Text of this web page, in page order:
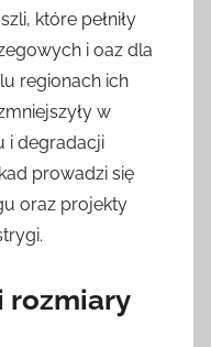
które pełniły
i oaz dla
regionach ich
w
i degradacji
prowadzi się
oraz projekty
rozmiary